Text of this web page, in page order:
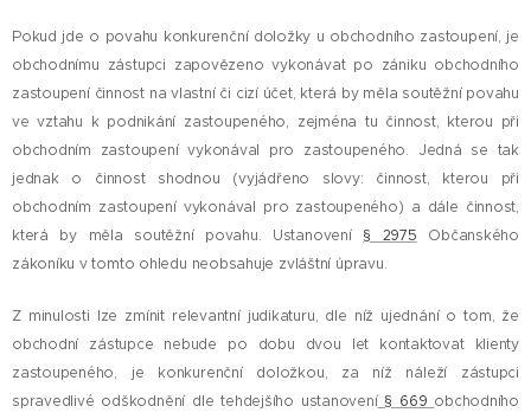
Pokud jde o povahu konkurenční doložky u obchodního zastoupení, je
obchodnímu zástupci zapovězeno vykonávat po zániku obchodního
zastoupení činnost na vlastní či cizí účet, která by měla soutěžní povahu
ve vztahu k podnikání zastoupeného, zejména tu činnost, kterou při
obchodním zastoupení vykonával pro zastoupeného. Jedná se tak
jednak o činnost shodnou (vyjádřeno slovy: činnost, kterou při
obchodním zastoupení vykonával pro zastoupeného) a dále činnost,
která by měla soutěžní povahu. Ustanovení§ 2975 Občanského
zákoníku v tomto ohledu neobsahuje zvláštní úpravu.
Z minulosti lze zmínit relevantní judikaturu, dle níž ujednání o tom, že
obchodní zástupce nebude po dobu dvou let kontaktovat klienty
zastoupeného, je konkurenční doložkou, za níž náleží zástupci
spravedlivé odškodnění dle tehdejšího ustanovení§ 669 obchodního